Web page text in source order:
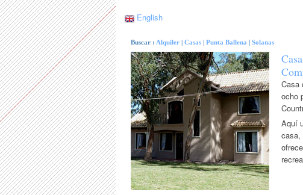
English
Buscar : Alquiler Casas Punta Ballena Solanas
Casa
ocho
Aquí
casa,